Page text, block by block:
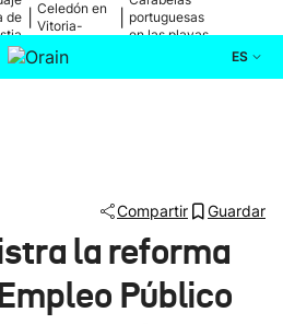
de
Celedón en
Vitoria-
portuguesas
en las playas
ES
Ikusmiran
Compartir Guardar
la reforma
Público